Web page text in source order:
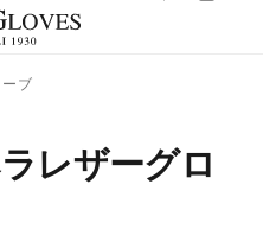
ブ
レザーグロ